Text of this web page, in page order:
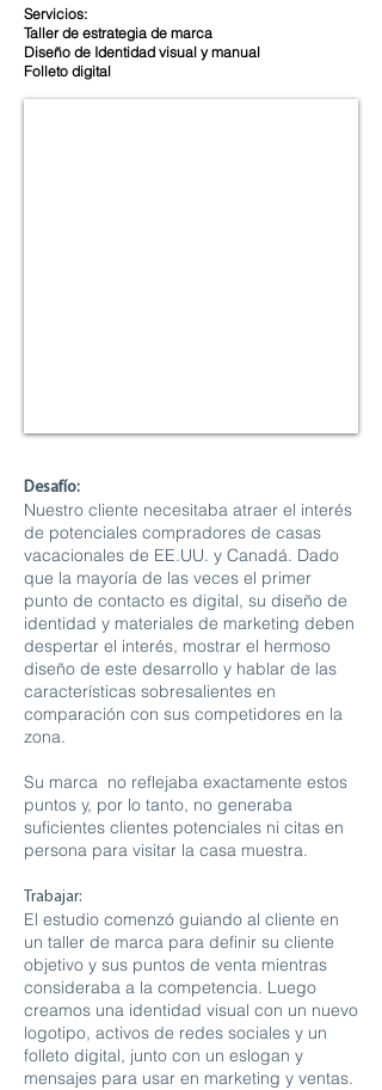
Servicios:
Taller de estrategia de marca
Diseño de Identidad visual y manual
Folleto digital
Desafío:
Nuestro cliente necesitaba atraer el interés
de potenciales compradores de casas
vacacionales de EE.UU. y Canadá. Dado
que la mayoría de las veces el primer
punto de contacto es digital, su diseño de
identidad y materiales de marketing deben
despertar el interés, mostrar el hermoso
diseño de este desarrollo y hablar de las
características sobresalientes en
comparación con sus competidores en la
zona.
Su marca no reflejaba exactamente estos
puntos y, por lo tanto, no generaba
suficientes clientes potenciales ni citas en
persona para visitar la casa muestra.
Trabajar:
El estudio comenzó guiando al cliente en
un taller de marca para definir su cliente
objetivo y sus puntos de venta mientras
consideraba a la competencia. Luego
creamos una identidad visual con un nuevo
logotipo, activos de redes sociales y un
folleto digital, junto con un eslogan y
mensajes para usar en marketing y ventas.